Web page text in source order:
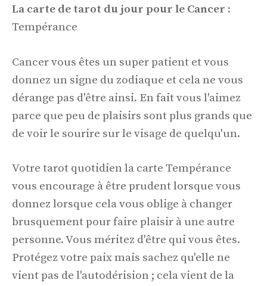
La carte de tarot du jour pour le Cancer :
Tempérance
Cancer vous êtes un super patient et vous
donnez un signe du zodiaque et cela ne vous
dérange pas d'être ainsi. En fait vous l'aimez
parce que peu de plaisirs sont plus grands que
de voir le sourire sur le visage de quelqu'un.
Votre tarot quotidien la carte Tempérance
vous encourage à être prudent lorsque vous
donnez lorsque cela vous oblige à changer
brusquement pour faire plaisir à une autre
personne. Vous méritez d'être qui vous êtes.
Protégez votre paix mais sachez qu'elle ne
vient pas de l'autodérision ; cela vient de la